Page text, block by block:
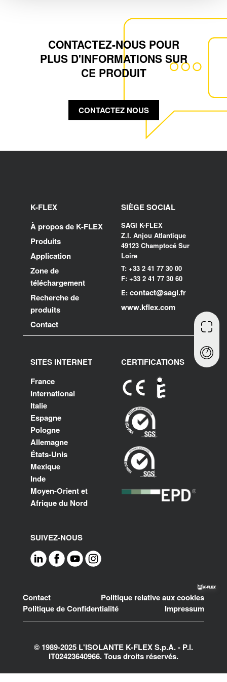
CONTACTEZ-NOUS POUR
PLUS D'INFORMATIONS SUR
CE PRODUIT
CONTACTEZ NOUS
K-FLEX
À propos de K-FLEX
Produits
Application
Zone de
téléchargement
Recherche de
produits
Contact
SIÈGE SOCIAL
SAGI K-FLEX
Z.I. Anjou Atlantique
49123 Champtocé Sur
Loire
T: +33 2 41 77 30 00
F: +33 2 41 77 30 60
E: contact@sagi.fr
www.kflex.com
SITES INTERNET
France
International
Italie
Espagne
Pologne
Allemagne
États-Unis
Mexique
Inde
Moyen-Orient et
Afrique du Nord
CERTIFICATIONS
SUIVEZ-NOUS
Footer
Contact
Politique relative aux cookies
Politique de Confidentialité
Impressum
© 1989-2025 L'ISOLANTE K-FLEX S.p.A. - P.l.
IT02423640966. Tous droits réservés.